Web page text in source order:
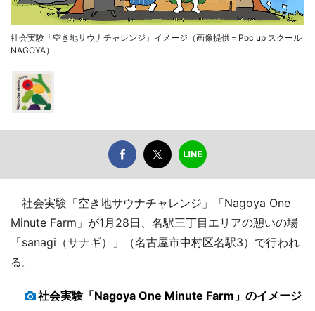
社会実験「空き地サウナチャレンジ」イメージ（画像提供＝Poc up スクール
NAGOYA）
社会実験「空き地サウナチャレンジ」「Nagoya One
Minute Farm」が1月28日、名駅三丁目エリアの憩いの場
「sanagi（サナギ）」（名古屋市中村区名駅3）で行われ
る。
社会実験「Nagoya One Minute Farm」のイメージ